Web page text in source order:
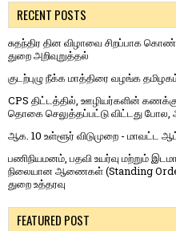
RECENT POSTS
சுதந்திர தின விழாவை சிறப்பாக
துறை அறிவுறுத்தல்
குடற்புழு நீக்க மாத்திரை வழங்க
CPS திட்டத்தில், ஊழியர்களின்
தொகை செலுத்தப்பட்டு விட்டது
ஆக. 10 உள்ளூர் விடுமுறை - மாவட்ட
பணிநியமனம், பதவி உயர்வு மற்றும்
நிலையான ஆணைகள் (Standing
துறை உத்தரவு
FEATURED POST